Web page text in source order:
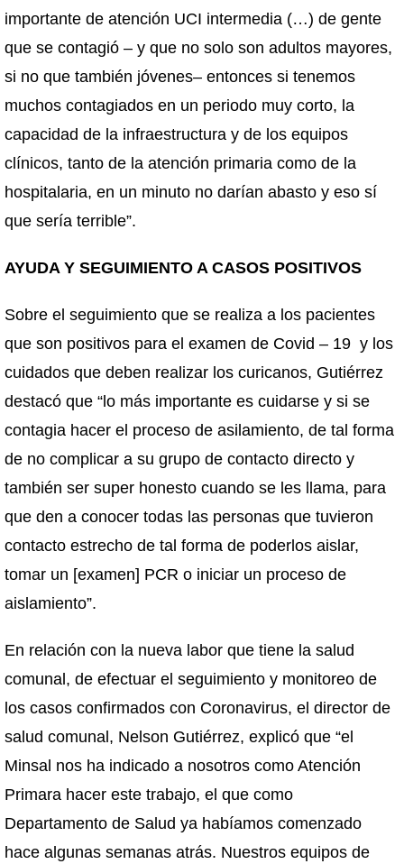
importante de atención UCI intermedia (…) de gente
que se contagió – y que no solo son adultos mayores,
si no que también jóvenes– entonces si tenemos
muchos contagiados en un periodo muy corto, la
capacidad de la infraestructura y de los equipos
clínicos, tanto de la atención primaria como de la
hospitalaria, en un minuto no darían abasto y eso sí
que sería terrible”.
AYUDA Y SEGUIMIENTO A CASOS POSITIVOS
Sobre el seguimiento que se realiza a los pacientes
que son positivos para el examen de Covid – 19 y los
cuidados que deben realizar los curicanos, Gutiérrez
destacó que “lo más importante es cuidarse y si se
contagia hacer el proceso de asilamiento, de tal forma
de no complicar a su grupo de contacto directo y
también ser super honesto cuando se les llama, para
que den a conocer todas las personas que tuvieron
contacto estrecho de tal forma de poderlos aislar,
tomar un [examen] PCR o iniciar un proceso de
aislamiento”.
En relación con la nueva labor que tiene la salud
comunal, de efectuar el seguimiento y monitoreo de
los casos confirmados con Coronavirus, el director de
salud comunal, Nelson Gutiérrez, explicó que “el
Minsal nos ha indicado a nosotros como Atención
Primara hacer este trabajo, el que como
Departamento de Salud ya habíamos comenzado
hace algunas semanas atrás. Nuestros equipos de